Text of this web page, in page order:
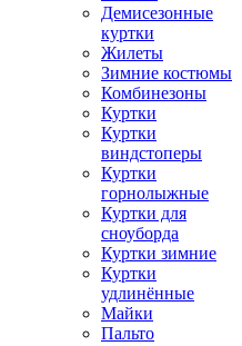
Демисезонные
куртки
Жилеты
Зимние костюмы
Комбинезоны
Куртки
Куртки
виндстоперы
Куртки
горнолыжные
Куртки для
сноуборда
Куртки зимние
Куртки
удлинённые
Майки
Пальто